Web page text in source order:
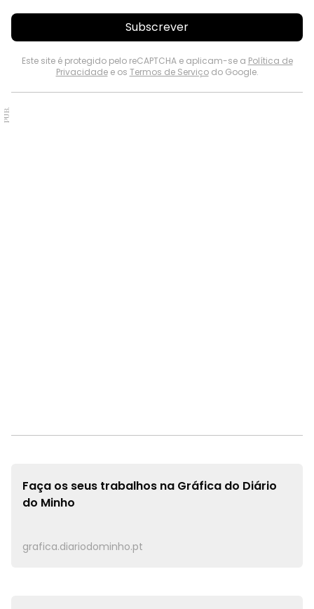
Subscrever
Este site é protegido pelo reCAPTCHA e aplicam-se a Política de
Privacidadee os Termos de Serviçodo Google.
PUB.
Faça os seus trabalhos na Gráfica do Diário
do Minho
grafica.diariodominho.pt